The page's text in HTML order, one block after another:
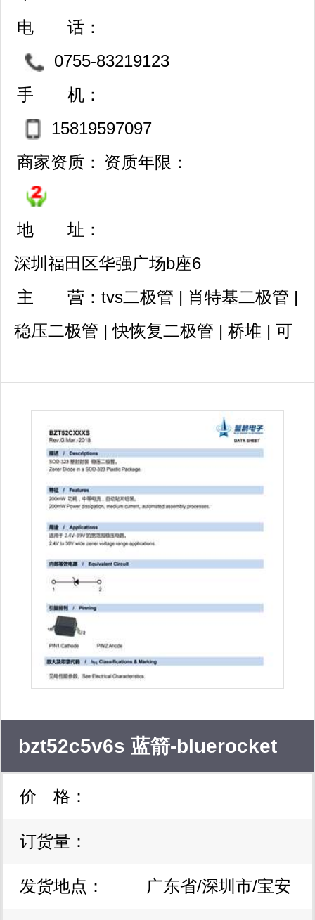
电 话：
0755-83219123
手 机：
15819597097
商家资质： 资质年限：
地 址：
深圳福田区华强广场b座6
楼h6e027-h6e028
主 营： tvs二极管 | 肖特基二极管 |
稳压二极管 | 快恢复二极管 | 桥堆 | 可
bzt52c5v6s 蓝箭-bluerocket
稳压二极管
价 格：
订货量：
发货地点： 广东省/深圳市/宝安